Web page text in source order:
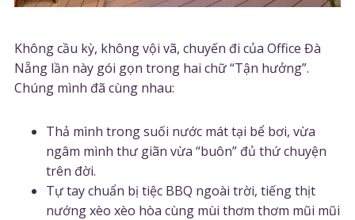
Không cầu kỳ, không vội vã, chuyến đi của Office Đà
Nẵng lần này gói gọn trong hai chữ “Tận hưởng”.
Chúng mình đã cùng nhau:
Thả mình trong suối nước mát tại bể bơi, vừa
ngâm mình thư giãn vừa “buôn” đủ thứ chuyện
trên đời.
Tự tay chuẩn bị tiệc BBQ ngoài trời, tiếng thịt
nướng xèo xèo hòa cùng mùi thơm thơm mũi mũi